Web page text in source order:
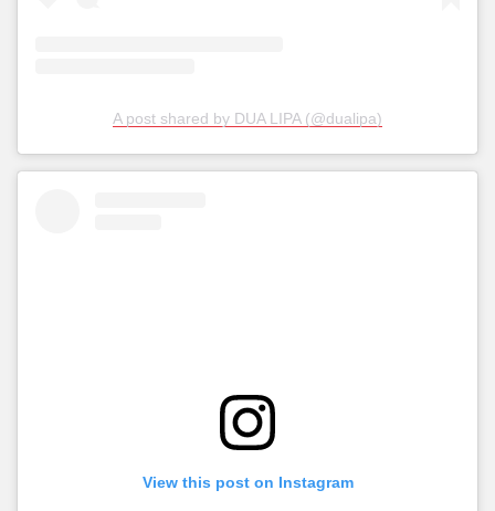
A post shared by DUA LIPA (@dualipa)
View this post on Instagram